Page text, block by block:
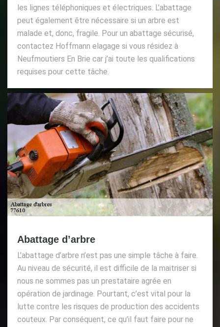
les lignes téléphoniques et électriques. L’abattage
peut également être nécessaire si un arbre est
malade et, donc, fragile. Pour un abattage sécurisé,
contactez Hoffmann elagage si vous résidez à
Neufmoutiers En Brie car j’ai toute les qualifications
requises pour cette tâche.
Abattage d’arbre
L’abattage d’arbre n’est pas une simple tâche à faire.
Au niveau de sécurité, il est difficile de la maitriser si
nous ne sommes pas un prestataire agrée en
opération de jardinage. Pourtant, c’est vital pour la
lutte contre les risques de production des accidents
couteux. Par conséquent, ce qu’il faut faire pour ne